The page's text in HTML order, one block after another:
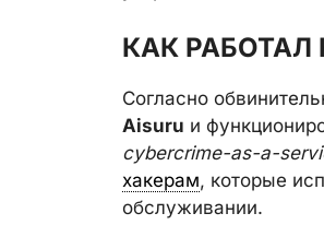
КАК РАБОТАЛ
Согласно
Aisuru и
cybercrime-as-a-
хакерам, которые
обслуживании.